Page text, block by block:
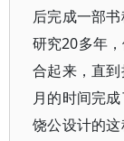
后完成一部
研究20多年
合起来，直
月的时间完
饶公设计的